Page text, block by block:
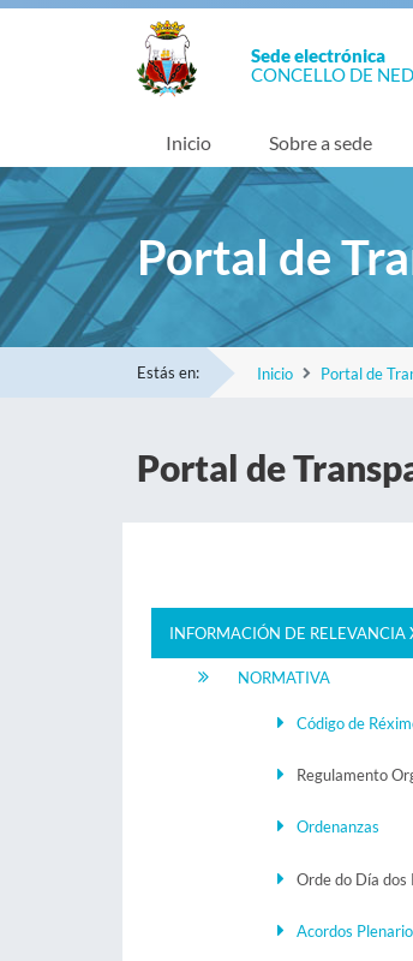
Sede electrónica
CONCELLO DE
Inicio Sobre a sede
Portal de
Estás en: Inicio Portal de
Portal de
INFORMACIÓN DE RELEVANCIA
NORMATIVA
Código de
Regulamento
Ordenanzas
Orde do Día dos
Acordos